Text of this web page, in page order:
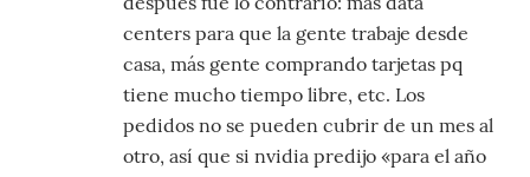
centers para que la gente trabaje desde
casa, más gente comprando tarjetas pq
tiene mucho tiempo libre, etc. Los
pedidos no se pueden cubrir de un mes al
otro, así que si nvidia predijo «para el año